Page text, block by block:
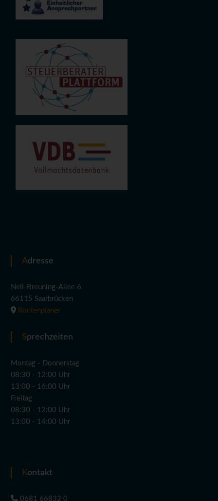
Adresse
Nell-Breuning-Allee 6
66115 Saarbrücken
Routenplaner
Sprechzeiten
Montag - Donnerstag
08:30 - 12:00 Uhr
13:00 - 16:00 Uhr
Freitag
08:30 - 12:00 Uhr
13:00 - 14:00 Uhr
Kontakt
0681 66832 0